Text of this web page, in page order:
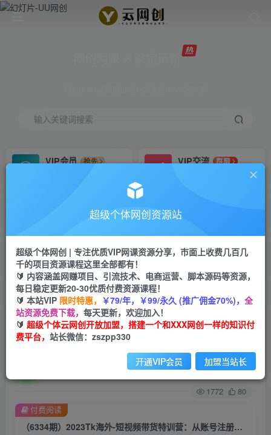
输入关键词搜索
VIP会员
抢先
VIP交流
群聊
研究探讨更多创业项目路子。
会员专属推广链接
招募站长
挂机
项目
脚本卡密
APP下载
GO
首页 创业课程 会员专属 正文
（6334期）2023Tk海外-短视频带货特训营：从账
号注册到运营到变现-55节保姆级教程！
关注 私信
1772 80
（6334期）2023Tk海外-短视频带货特训营：从账号注册到运营到变现-55节保姆级教程！
付费阅读
超级个体网创资源站
超级个体网创 | 专注优质VIP网课资源分享，市面上收费几百几
千的项目资源课程这里全部都有！
🔰 内容涵盖网赚项目、引流技术、电商运营、脚本源码等资源，
每日稳定更新20-30优质付费资源课程！
🔰 本站VIP 限时特惠， ￥79/年，￥99/永久 (推广佣金70%)， 全
站资源免费下载， 每天更新，欢迎加入！
🔰 超级个体云网创开放加盟，搭建一个和XXX网创一样的知识付
费平台， 站长微信：zszpp330
开通VIP会员 加盟当站长